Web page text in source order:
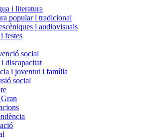
i literatura
popular i tradicional
i audiovisuals
festes
social
i discapacitat
i joventut i família
social